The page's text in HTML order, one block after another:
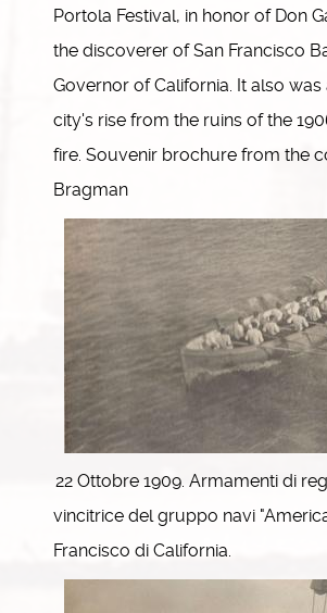
Portola Festival, in honor of Don
the discoverer of San Francisco
Governor of California. It also
city's rise from the ruins of the
fire. Souvenir brochure from the
Bragman
22 Ottobre 1909. Armamenti di
vincitrice del gruppo navi
Francisco di California.